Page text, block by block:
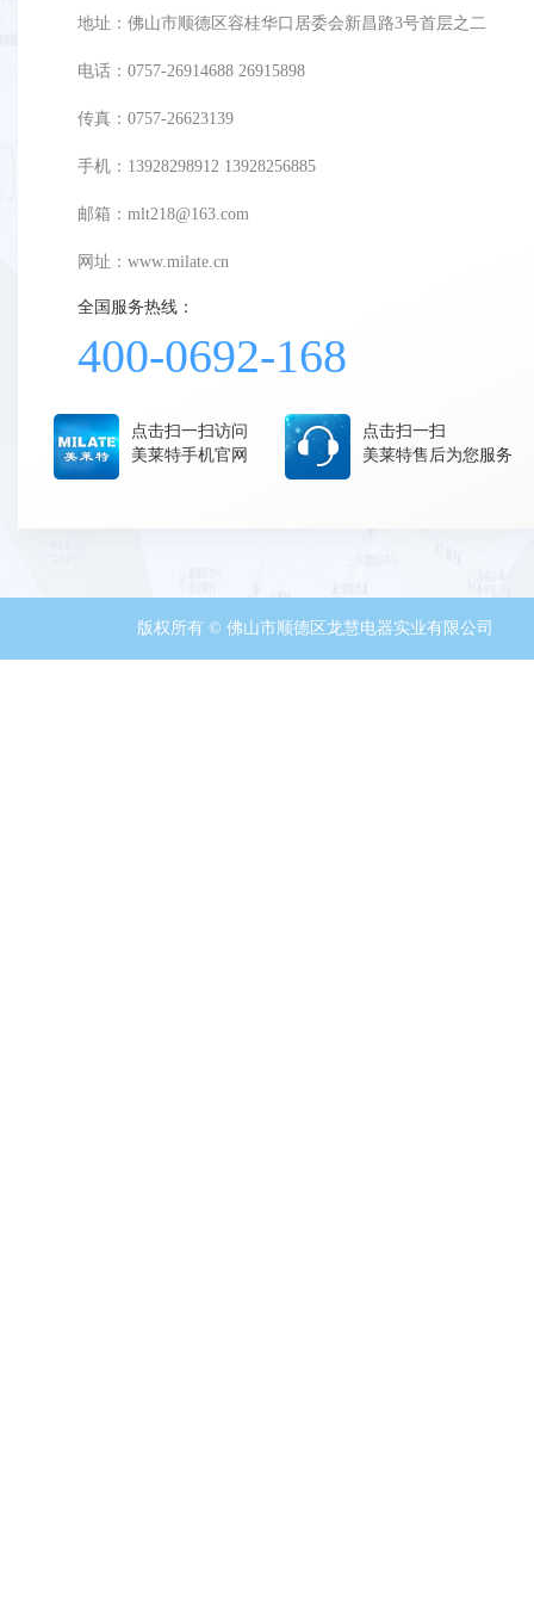
地址：佛山市顺德区容桂华口居委会新昌路3号首层之二
电话：0757-26914688 26915898
传真：0757-26623139
手机：13928298912 13928256885
邮箱：mlt218@163.com
网址： www.milate.cn
全国服务热线：
400-0692-168
点击扫一扫访问
美莱特手机官网
点击扫一扫
美莱特售后为您服务
版权所有 © 佛山市顺德区龙慧电器实业有限公司